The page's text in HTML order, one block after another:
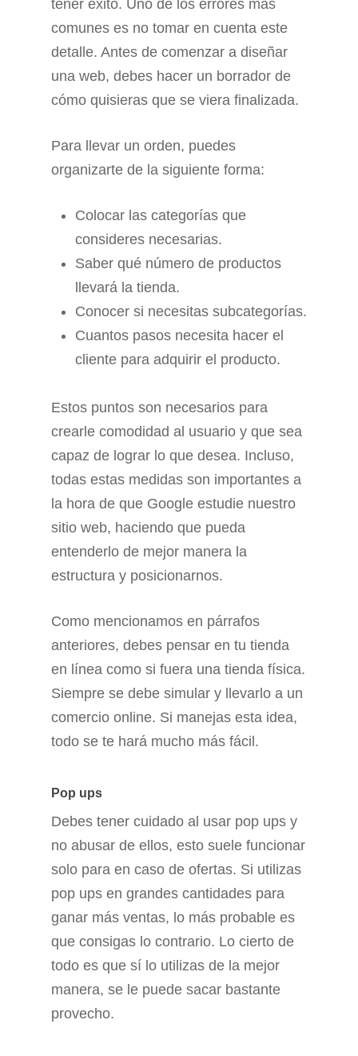
tener éxito. Uno de los errores más
comunes es no tomar en cuenta este
detalle. Antes de comenzar a diseñar
una web, debes hacer un borrador de
cómo quisieras que se viera finalizada.
Para llevar un orden, puedes
organizarte de la siguiente forma:
Colocar las categorías que
consideres necesarias.
Saber qué número de productos
llevará la tienda.
Conocer si necesitas subcategorías.
Cuantos pasos necesita hacer el
cliente para adquirir el producto.
Estos puntos son necesarios para
crearle comodidad al usuario y que sea
capaz de lograr lo que desea. Incluso,
todas estas medidas son importantes a
la hora de que Google estudie nuestro
sitio web, haciendo que pueda
entenderlo de mejor manera la
estructura y posicionarnos.
Como mencionamos en párrafos
anteriores, debes pensar en tu tienda
en línea como si fuera una tienda física.
Siempre se debe simular y llevarlo a un
comercio online. Si manejas esta idea,
todo se te hará mucho más fácil.
Pop ups
Debes tener cuidado al usar pop ups y
no abusar de ellos, esto suele funcionar
solo para en caso de ofertas. Si utilizas
pop ups en grandes cantidades para
ganar más ventas, lo más probable es
que consigas lo contrario. Lo cierto de
todo es que sí lo utilizas de la mejor
manera, se le puede sacar bastante
provecho.